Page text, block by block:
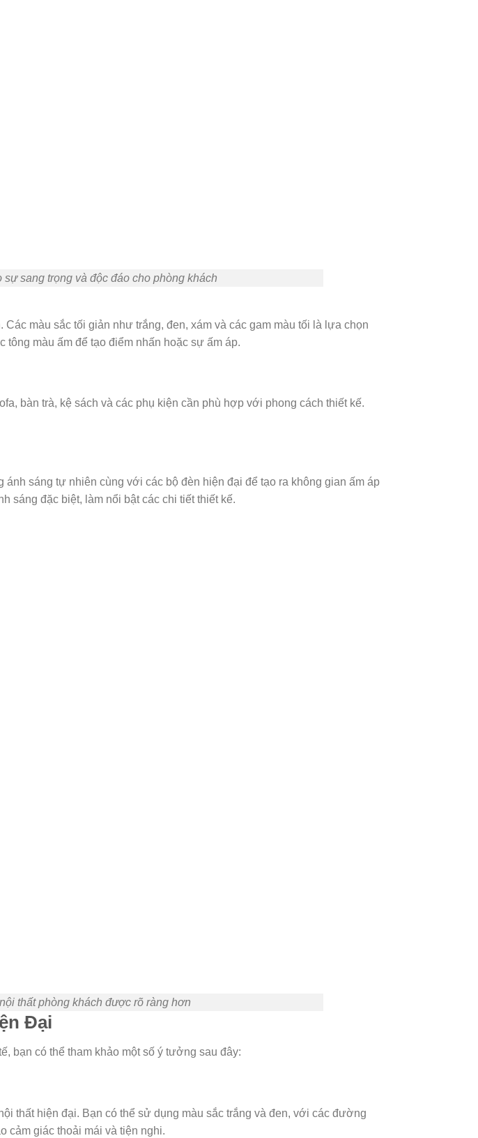
sang trọng và độc đáo cho phòng khách
màu sắc tối giản như trắng, đen, xám và các gam màu tối là lựa chọn
màu ấm để tạo điểm nhấn hoặc sự ấm áp.
bàn trà, kệ sách và các phụ kiện cần phù hợp với phong cách thiết kế.
sáng tự nhiên cùng với các bộ đèn hiện đại để tạo ra không gian ấm áp
sáng đặc biệt, làm nổi bật các chi tiết thiết kế.
thất phòng khách được rõ ràng hơn
Đại
bạn có thể tham khảo một số ý tưởng sau đây:
thất hiện đại. Bạn có thể sử dụng màu sắc trắng và đen, với các đường
cảm giác thoải mái và tiện nghi.